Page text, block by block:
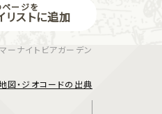
ページを
リストに追加
ナイトビアガーデン
図・ジオコードの出典